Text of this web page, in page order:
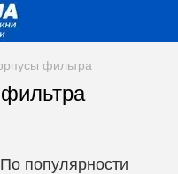
фильтра
По популярности